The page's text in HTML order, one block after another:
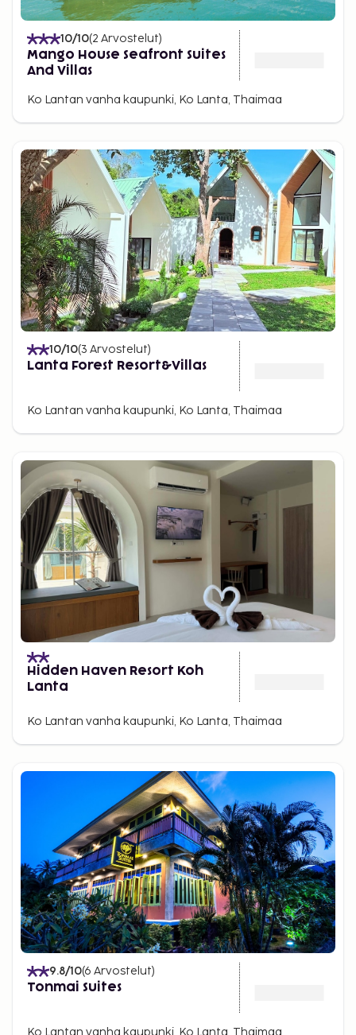
10/10(2 Arvostelut)
Mango House Seafront Suites
And Villas
Ko Lantan vanha kaupunki, Ko Lanta, Thaimaa
10/10(3 Arvostelut)
Lanta Forest Resort&Villas
Ko Lantan vanha kaupunki, Ko Lanta, Thaimaa
Hidden Haven Resort Koh
Lanta
Ko Lantan vanha kaupunki, Ko Lanta, Thaimaa
9.8/10(6 Arvostelut)
Tonmai Suites
Ko Lantan vanha kaupunki, Ko Lanta, Thaimaa